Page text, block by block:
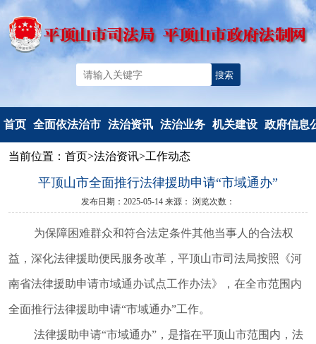
首页 全面依法治市
重要部署
法治热点
法治调研督察
法治资讯
工作动态
以案释法
法治业务
设
政府立法
人民调解
人民监督和
司法鉴定
机关建设
文明创建
典型风采
政府信息
信息公开
政府信息公
度报告
依申请公
法定主动
当前位置： 首页>法治资讯>工作动态
平顶山市全面推行法律援助申请“市域通办”
发布日期：2025-05-14 来源： 浏览次数：
为保障困难群众和符合法定条件其他当事人的合法权
益，深化法律援助便民服务改革，平顶山市司法局按照《河
南省法律援助申请市域通办试点工作办法》，在全市范围内
全面推行法律援助申请“市域通办”工作。
法律援助申请“市域通办”，是指在平顶山市范围内，法